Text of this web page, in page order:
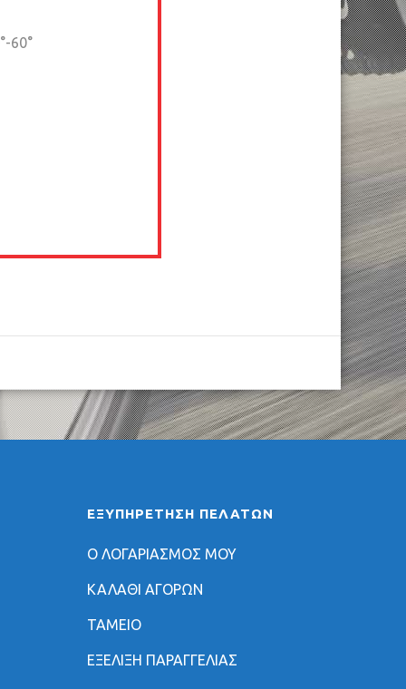
60°
ΕΞΥΠΗΡΈΤΗΣΗ ΠΕΛΑΤΏΝ
Ο ΛΟΓΑΡΙΑΣΜΟΣ ΜΟΥ
ΚΑΛΑΘΙ ΑΓΟΡΩΝ
ΤΑΜΕΙΟ
ΕΞΕΛΙΞΗ ΠΑΡΑΓΓΕΛΙΑΣ